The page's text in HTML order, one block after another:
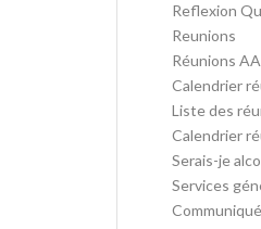
Reflexion
Reunions
Réunions
Calendrier
Liste des
Calendrier
Serais-je
Services